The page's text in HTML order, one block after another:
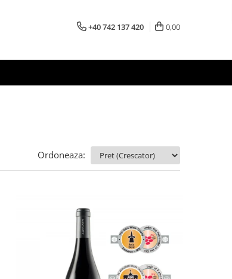
+40 742 137 420 0,00
Ordoneaza: